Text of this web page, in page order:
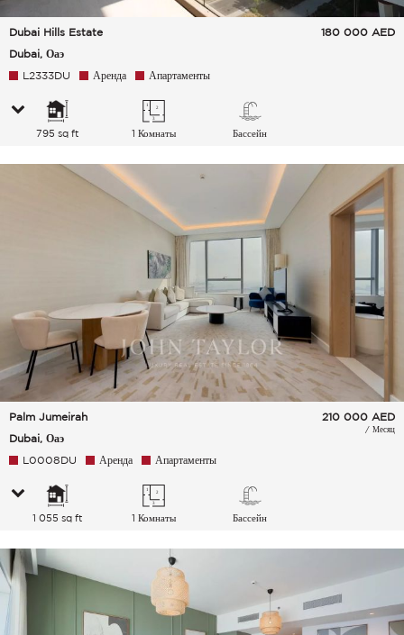
Dubai Hills Estate
Dubai, Оаэ
180 000 AED
L2333DU Аренда Апартаменты
795 sq ft 1 Комнаты Бассейн
Palm Jumeirah
Dubai, Оаэ
210 000 AED
/ Месяц
L0008DU Аренда Апартаменты
1 055 sq ft 1 Комнаты Бассейн